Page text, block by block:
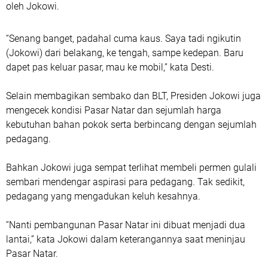
oleh Jokowi.
“Senang banget, padahal cuma kaus. Saya tadi ngikutin
(Jokowi) dari belakang, ke tengah, sampe kedepan. Baru
dapet pas keluar pasar, mau ke mobil,” kata Desti.
Selain membagikan sembako dan BLT, Presiden Jokowi juga
mengecek kondisi Pasar Natar dan sejumlah harga
kebutuhan bahan pokok serta berbincang dengan sejumlah
pedagang.
Bahkan Jokowi juga sempat terlihat membeli permen gulali
sembari mendengar aspirasi para pedagang. Tak sedikit,
pedagang yang mengadukan keluh kesahnya.
“Nanti pembangunan Pasar Natar ini dibuat menjadi dua
lantai,” kata Jokowi dalam keterangannya saat meninjau
Pasar Natar.